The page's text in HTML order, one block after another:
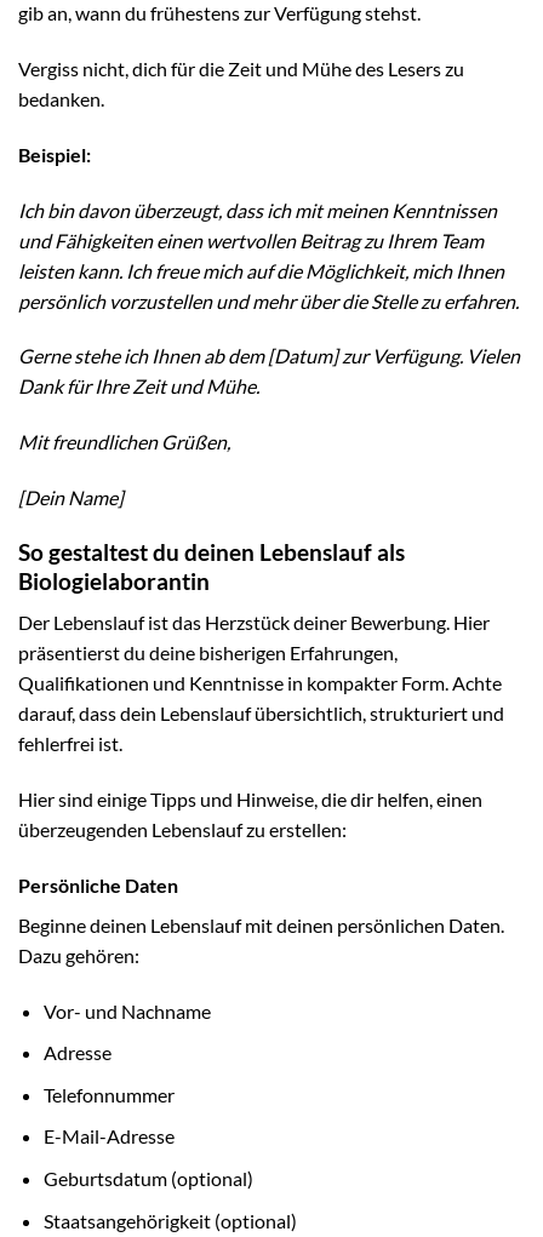
gib an, wann du frühestens zur Verfügung stehst.
Vergiss nicht, dich für die Zeit und Mühe des Lesers zu
bedanken.
Beispiel:
Ich bin davon überzeugt, dass ich mit meinen Kenntnissen
und Fähigkeiten einen wertvollen Beitrag zu Ihrem Team
leisten kann. Ich freue mich auf die Möglichkeit, mich Ihnen
persönlich vorzustellen und mehr über die Stelle zu erfahren.
Gerne stehe ich Ihnen ab dem [Datum] zur Verfügung. Vielen
Dank für Ihre Zeit und Mühe.
Mit freundlichen Grüßen,
[Dein Name]
So gestaltest du deinen Lebenslauf als
Biologielaborantin
Der Lebenslauf ist das Herzstück deiner Bewerbung. Hier
präsentierst du deine bisherigen Erfahrungen,
Qualifikationen und Kenntnisse in kompakter Form. Achte
darauf, dass dein Lebenslauf übersichtlich, strukturiert und
fehlerfrei ist.
Hier sind einige Tipps und Hinweise, die dir helfen, einen
überzeugenden Lebenslauf zu erstellen:
Persönliche Daten
Beginne deinen Lebenslauf mit deinen persönlichen Daten.
Dazu gehören:
Vor- und Nachname
Adresse
Telefonnummer
E-Mail-Adresse
Geburtsdatum (optional)
Staatsangehörigkeit (optional)